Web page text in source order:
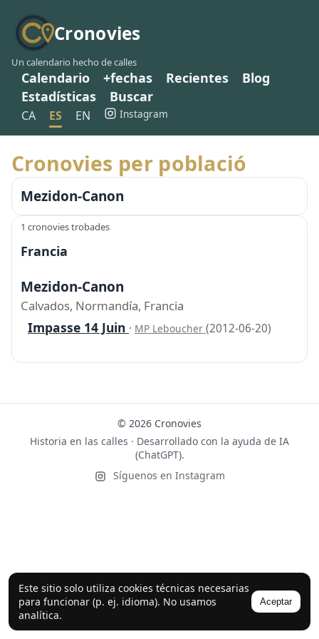
Cronovies
Un calendario hecho de calles
Calendario +fechas Recientes
Blog
Estadísticas
Buscar
CA ES EN Instagram
Este sitio solo utiliza cookies técnicas necesarias
para funcionar (p. ej. idioma). No usamos
analítica.
Aceptar
Cronovies per població
Mezidon-Canon
1 cronovies trobades
Francia
Mezidon-Canon
Calvados, Normandía, Francia
Impasse 14 Juin · MP Leboucher (2012-06-20)
© 2026 Cronovies
Historia en las calles · Desarrollado con la ayuda de IA
(ChatGPT).
Síguenos en Instagram